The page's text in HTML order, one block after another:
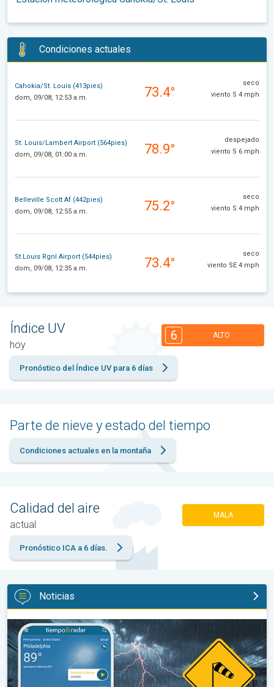
Condiciones actuales
Cahokia/St. Louis (413pies)
dom, 09/08, 12:53 a.m.
73.4°
seco
viento S 4 mph
St. Louis/Lambert Airport (564pies)
dom, 09/08, 01:00 a.m.
78.9°
despejado
viento S 6 mph
Belleville Scott Af (442pies)
dom, 09/08, 12:55 a.m.
75.2°
seco
viento S 4 mph
St Louis Rgnl Airport (544pies)
dom, 09/08, 12:35 a.m.
73.4°
seco
viento SE 4 mph
Índice UV
hoy
6 ALTO
Pronóstico del Índice UV para 6 días
Parte de nieve y estado del tiempo
Condiciones actuales en la montaña
Calidad del aire
actual
MALA
Pronóstico ICA a 6 días.
Noticias
La oleada de humedad provoca fuertes tormentas. Diluvio